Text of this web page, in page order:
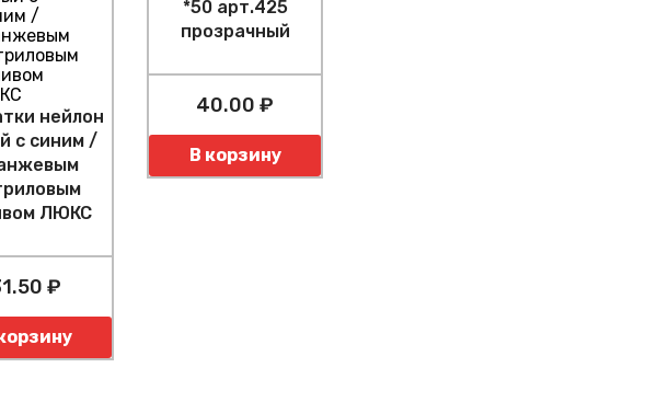
нейлон
с синим /
ЛЮКС
₽
*50 арт.425
прозрачный
40.00 ₽
Количество
В корзину